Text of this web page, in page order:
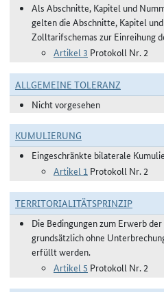
Als Abschnitte, Kapitel und
gelten die Abschnitte, Kapitel
Zolltarifschemas zur Einreihung
Artikel 3 Protokoll Nr. 2
ALLGEMEINE TOLERANZ
Nicht vorgesehen
KUMULIERUNG
Eingeschränkte bilaterale
Artikel 1 Protokoll Nr. 2
TERRITORIALITÄTSPRINZIP
Die Bedingungen zum Erwerb
grundsätzlich ohne
erfüllt werden.
Artikel 5 Protokoll Nr. 2